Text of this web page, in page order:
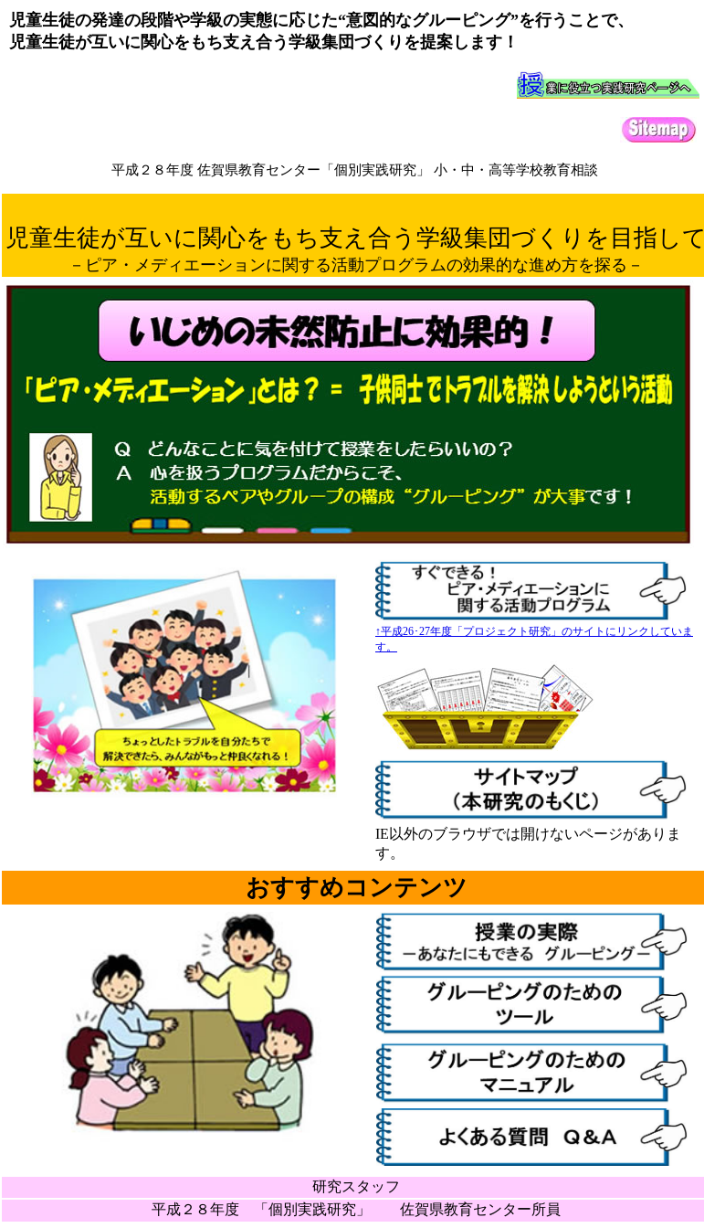
児童生徒の発達の段階や学級の実態に応じた“意図的なグルーピング”を行うことで、
児童生徒が互いに関心をもち支え合う学級集団づくりを提案します！
平成２８年度 佐賀県教育センター「個別実践研究」 小・中・高等学校教育相談
児童生徒が互いに関心をもち支え合う学級集団づくりを目指して
－ピア・メディエーションに関する活動プログラムの効果的な進め方を探る－
↑平成26･27年度「プロジェクト研究」のサイトにリンクしていま
す。
IE以外のブラウザでは開けないページがありま
す。
おすすめコンテンツ
研究スタッフ
平成２８年度 「個別実践研究」 佐賀県教育センター所員